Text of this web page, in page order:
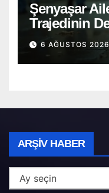
Şenyaşar
Trajedinin
Süren
6 AĞUSTOS
ARŞIV HABER